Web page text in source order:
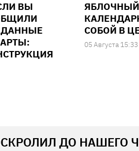
ВЫ
СОБОЙ В
05 Августа 15:33
ДО НАШЕГО